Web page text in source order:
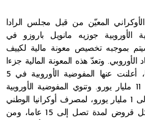
المعيّن من قبل مجلس الرادا
الأوروبية جوزيه مانويل باروزو في
اتفاقا سيتم بموجبه تخصيص معونة مالية لكييف
الأوروبي. وتعدّ هذه المعونة المالية جزءا
من حزمة مساعدات مالية لأوكرانيا، أعلنت عنها المفوضية الأوروبية في 5
مارس/آذار الماضي، قيمتها الإجمالية 11 مليار يورو. وتنوي المفوضية الأوروبية
تخصيص مساعدات مالية كلية تصل إلى 1 مليار يورو، لمصرف أوكرانيا الوطني
(البنك المركزي الأوكراني) على شكل قروض لمدة تصل إلى 15 عاما، ومن